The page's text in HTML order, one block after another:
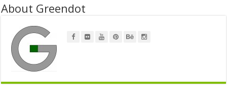
About Greendot